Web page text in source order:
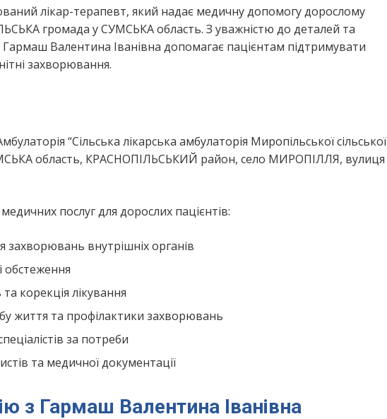
лікар-терапевт, який надає медичну допомогу дорослому
громада у СУМСЬКА область. З уважністю до деталей та
Валентина Іванівна допомагає пацієнтам підтримувати
захворювання.
“Сільська лікарська амбулаторія Миропільської сільської
область, КРАСНОПІЛЬСЬКИЙ район, село МИРОПІЛЛЯ, вулиця
послуг для дорослих пацієнтів:
захворювань внутрішніх органів
обстеження
корекція лікування
життя та профілактики захворювань
за потреби
та медичної документації
з Гармаш Валентина Іванівна